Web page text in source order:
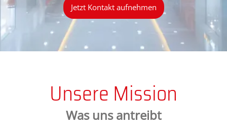
Jetzt Kontakt aufnehmen
Unsere Mission
Was uns antreibt